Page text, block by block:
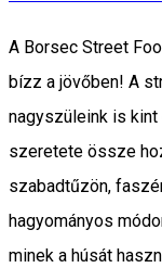
A Borsec Street
bízz a jövőben! A
nagyszüleink is kint
szeretete össze
szabadtűzön,
hagyományos
minek a húsát